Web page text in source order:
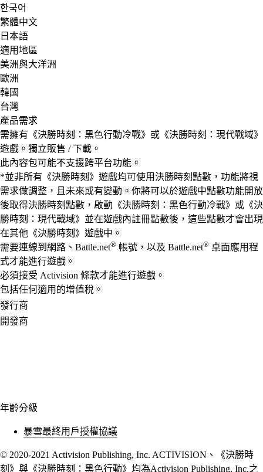
한국어
繁體中文
日本語
適用地區
美洲與大洋洲
歐洲
韓國
台灣
產品需求
需擁有《決勝時刻：黑色行動冷戰》或《決勝時刻：現代戰域》
遊戲。獨立販售 / 下載。
此內容包可能不支援跨平台功能。
*並非所有《決勝時刻》遊戲均可使用決勝時刻點數，功能將視
需求做調整，且未來或有變動。你將可以於遊戲中點數功能開放
後取得決勝時刻點數，啟動《決勝時刻：黑色行動冷戰》或《決
勝時刻：現代戰域》並在遊戲內註冊點數後，這些點數才會出現
在其他《決勝時刻》遊戲中。
需要連線到網路、Battle.net® 帳號，以及 Battle.net® 桌面應用程
式才能進行遊戲。
必須接受 Activision 條款才能進行遊戲。
包括任何適用的增值稅。
發行商
開發商
年齡分級
暴雪最終用戶授權協議
© 2020-2021 Activision Publishing, Inc. ACTIVISION、《決勝時
刻》與《決勝時刻：黑色行動》均為Activision Publishing, Inc.之